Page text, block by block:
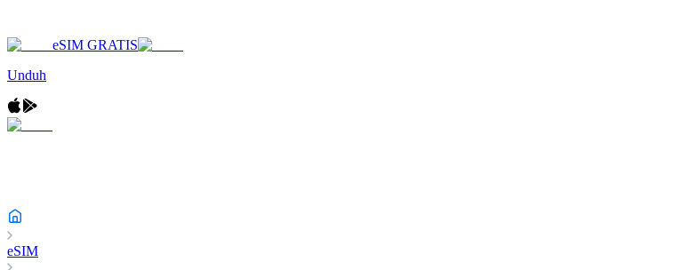
eSIM GRATIS
Unduh
eSIM